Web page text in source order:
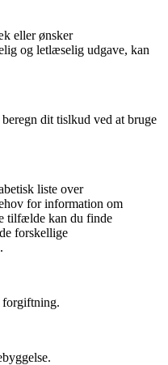
eller ønsker
og letlæselig udgave, kan
dit tislkud ved at bruge
liste over
for information om
tilfælde kan du finde
forskellige